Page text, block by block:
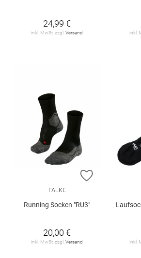
24,99 €
inkl. MwSt. zzgl. Versand inkl.
ZUR
FALKE
Running Socken "RU3"
20,00 €
inkl. MwSt. zzgl.Versand
Laufsocken
inkl.